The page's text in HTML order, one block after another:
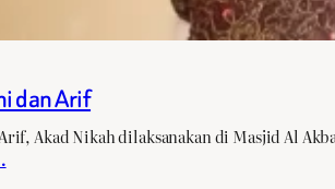
dan Arif
Akad Nikah dilaksanakan di Masjid Al